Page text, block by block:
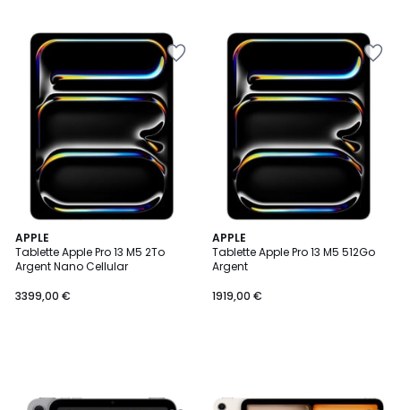
APPLE
Tablette Apple Pro 13 M5 2To
Argent Nano Cellular
3399,00 €
APPLE
Tablette Apple Pro 13 M5 512Go
Argent
1919,00 €